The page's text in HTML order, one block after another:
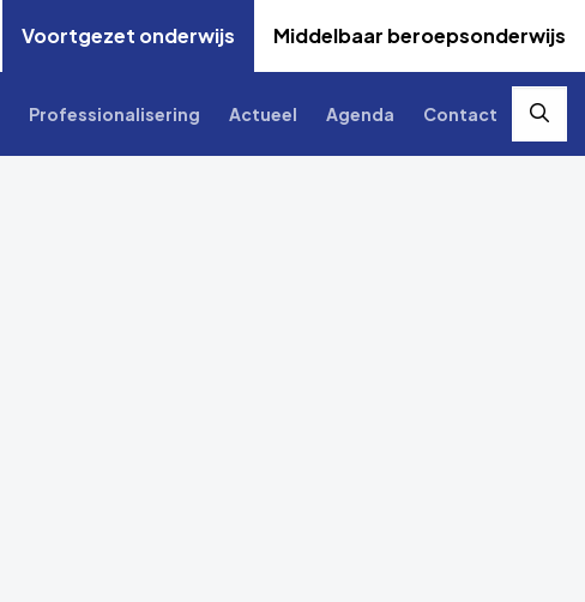
Voortgezet onderwijs Middelbaar beroepsonderwijs
Professionalisering Actueel Agenda Contact